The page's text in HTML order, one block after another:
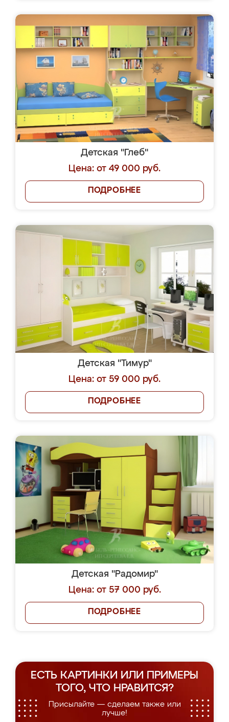
Детская "Глеб"
Цена: от 49 000 руб.
ПОДРОБНЕЕ
Детская "Тимур"
Цена: от 59 000 руб.
ПОДРОБНЕЕ
Детская "Радомир"
Цена: от 57 000 руб.
ПОДРОБНЕЕ
ЕСТЬ КАРТИНКИ ИЛИ ПРИМЕРЫ
ТОГО, ЧТО НРАВИТСЯ?
Присылайте — сделаем также или
лучше!